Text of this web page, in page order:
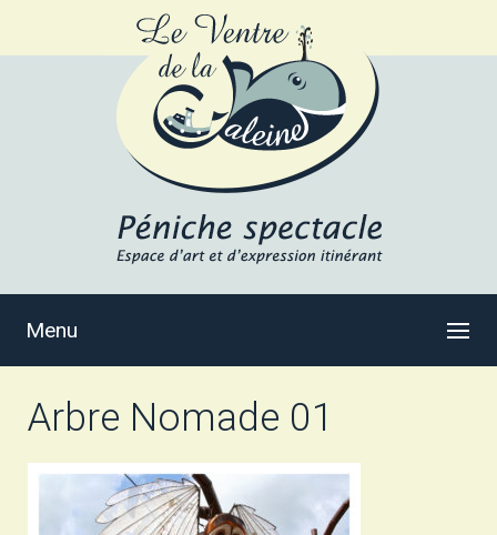
Menu
Arbre Nomade 01